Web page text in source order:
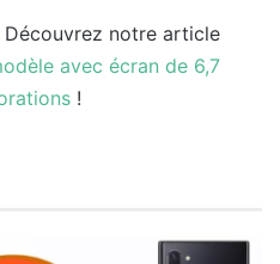
Découvrez notre article
avec écran de 6,7
!